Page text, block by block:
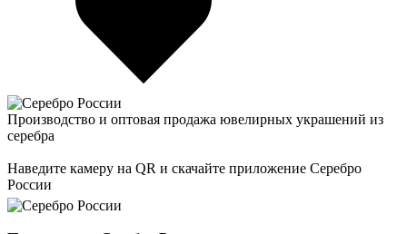
Производство и оптовая продажа ювелирных украшений из
серебра
Наведите камеру на QR и скачайте приложение Серебро
России